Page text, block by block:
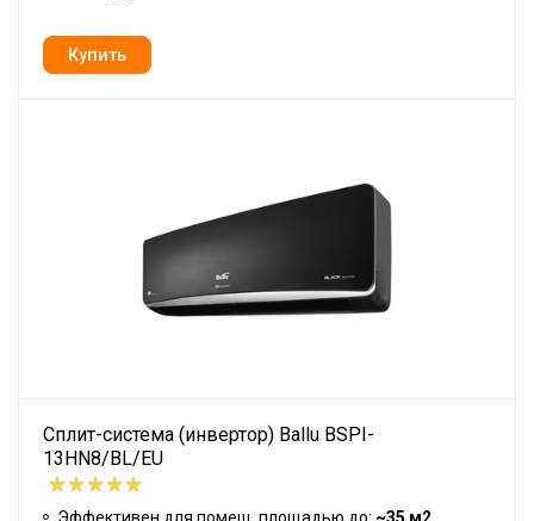
Сплит-система (инвертор) Ballu BSPI-
13HN8/BL/EU